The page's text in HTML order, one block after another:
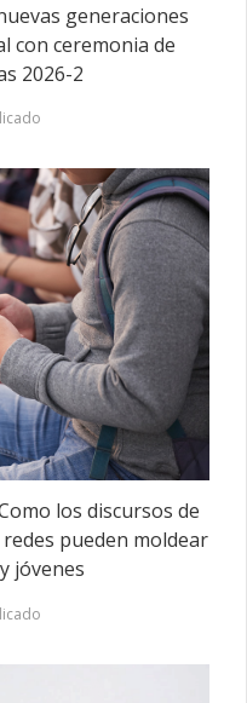
generaciones
con ceremonia de
2026-2
los discursos de
pueden moldear
jóvenes